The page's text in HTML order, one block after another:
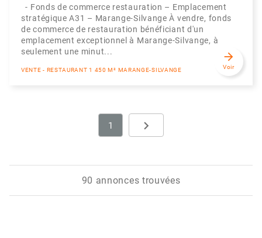
- Fonds de commerce restauration – Emplacement
stratégique A31 – Marange-Silvange À vendre, fonds
de commerce de restauration bénéficiant d'un
emplacement exceptionnel à Marange-Silvange, à
seulement une minut...
VENTE - RESTAURANT 1 450 M² MARANGE-SILVANGE
arrow_forward
Voir
1 navigate_next
90 annonces trouvées